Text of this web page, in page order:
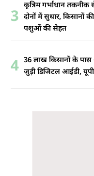
3
कृत्रिम गर्भाधान
दोनों में सुधार, किसानों
पशुओं की सेहत
4 36 लाख किसानों के पास
जुड़ी डिजिटल आईडी,